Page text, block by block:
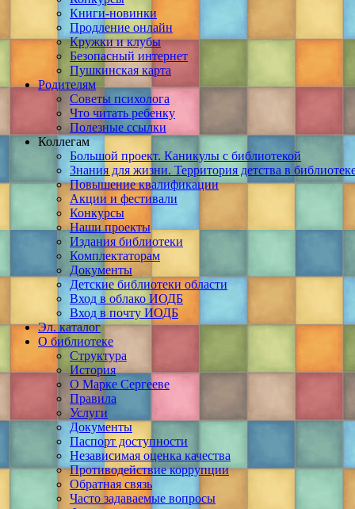
Книги-новинки
Продление онлайн
Кружки и клубы
Безопасный интернет
Пушкинская карта
Родителям
Советы психолога
Что читать ребенку
Полезные ссылки
Коллегам
Большой проект. Каникулы с библиотекой
Знания для жизни. Территория детства в
Повышение квалификации
Акции и фестивали
Конкурсы
Наши проекты
Издания библиотеки
Комплектаторам
Документы
Детские библиотеки области
Вход в облако ИОДБ
Вход в почту ИОДБ
Эл. каталог
О библиотеке
Структура
История
О Марке Сергееве
Правила
Услуги
Документы
Паспорт доступности
Независимая оценка качества
Противодействие коррупции
Обратная связь
Часто задаваемые вопросы